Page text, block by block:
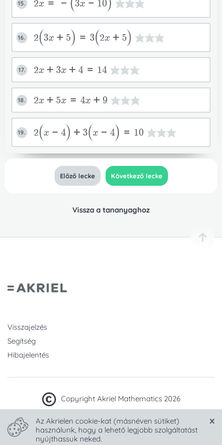
15. 2x=- 3x-10
16. 2 3x+5 =3 2x+5
17. 2x+3x+4=14
18. 2x+5x=4x+9
19. 2 x-4 +3 x-4 =10
Előző lecke Következő lecke
Vissza a tananyaghoz
Visszajelzés
Segítség
Hibajelentés
Copyright Akriel Mathematics 2026
Készült sok -tel Magyarországon.
Az Akrielen cookie-kat (másnéven sütiket)
használunk, hogy a lehető legjobb szolgáltatást
nyújthassuk neked.